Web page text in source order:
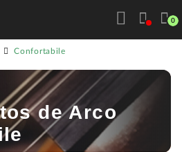
0
Confortabile
de Arco